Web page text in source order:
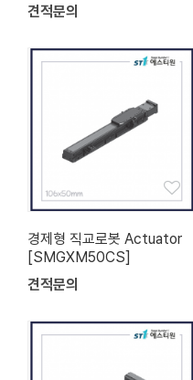
견적문의
경제형 직교로봇 Actuator
[SMGXM50CS]
견적문의